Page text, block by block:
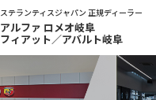
ステランティスジャパン 正規ディーラー
アルファ ロメオ岐阜
フィアット／アバルト岐阜